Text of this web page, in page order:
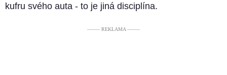
kufru svého auta - to je jiná disciplína.
––––– REKLAMA –––––